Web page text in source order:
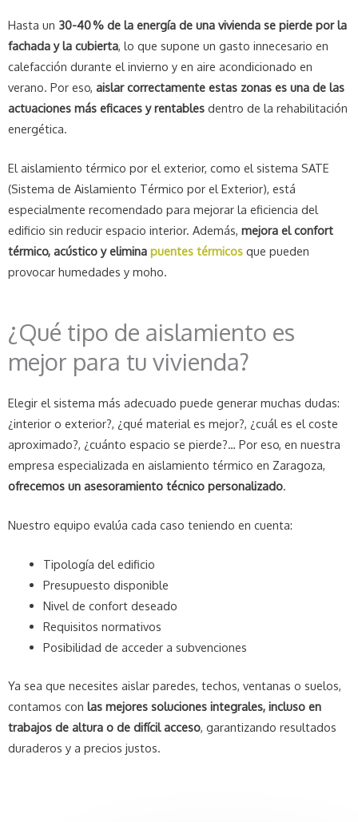
Hasta un 30-40 % de la energía de una vivienda se pierde por la
fachada y la cubierta, lo que supone un gasto innecesario en
calefacción durante el invierno y en aire acondicionado en
verano. Por eso, aislar correctamente estas zonas es una de las
actuaciones más eficaces y rentables dentro de la rehabilitación
energética.
El aislamiento térmico por el exterior, como el sistema SATE
(Sistema de Aislamiento Térmico por el Exterior), está
especialmente recomendado para mejorar la eficiencia del
edificio sin reducir espacio interior. Además, mejora el confort
térmico, acústico y elimina puentes térmicos que pueden
provocar humedades y moho.
¿Qué tipo de aislamiento es
mejor para tu vivienda?
Elegir el sistema más adecuado puede generar muchas dudas:
¿interior o exterior?, ¿qué material es mejor?, ¿cuál es el coste
aproximado?, ¿cuánto espacio se pierde?… Por eso, en nuestra
empresa especializada en aislamiento térmico en Zaragoza,
ofrecemos un asesoramiento técnico personalizado.
Nuestro equipo evalúa cada caso teniendo en cuenta:
Tipología del edificio
Presupuesto disponible
Nivel de confort deseado
Requisitos normativos
Posibilidad de acceder a subvenciones
Ya sea que necesites aislar paredes, techos, ventanas o suelos,
contamos con las mejores soluciones integrales, incluso en
trabajos de altura o de difícil acceso, garantizando resultados
duraderos y a precios justos.